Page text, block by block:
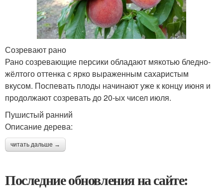
Созревают рано
Рано созревающие персики обладают мякотью бледно-
жёлтого оттенка с ярко выраженным сахаристым
вкусом. Поспевать плоды начинают уже к концу июня и
продолжают созревать до 20-ых чисел июля.
Пушистый ранний
Описание дерева:
читать дальше →
Последние обновления на сайте: